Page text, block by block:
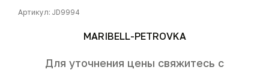
Артикул: JD9994
MARIBELL-PETROVKA
Для уточнения цены свяжитесь с